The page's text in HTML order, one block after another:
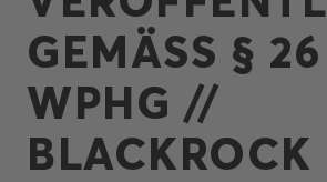
GEMÄSS § 26 W
PHG // B
LACKROCK